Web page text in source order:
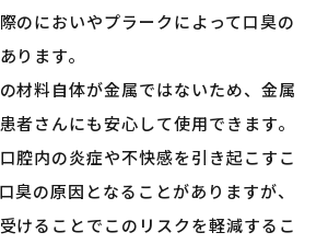
のにおいやプラークによって口臭の
ります。
材料自体が金属ではないため、金属
者さんにも安心して使用できます。
腔内の炎症や不快感を引き起こすこ
臭の原因となることがありますが、
けることでこのリスクを軽減するこ